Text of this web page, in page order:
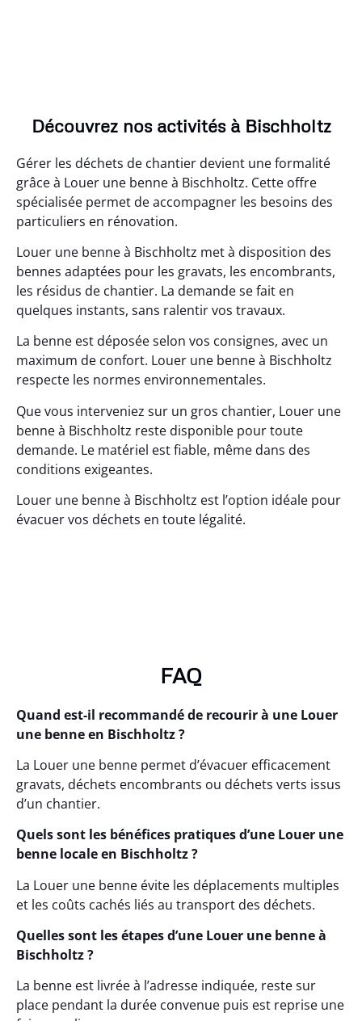
Découvrez nos activités à Bischholtz
Gérer les déchets de chantier devient une formalité
grâce à Louer une benne à Bischholtz. Cette offre
spécialisée permet de accompagner les besoins des
particuliers en rénovation.
Louer une benne à Bischholtz met à disposition des
bennes adaptées pour les gravats, les encombrants,
les résidus de chantier. La demande se fait en
quelques instants, sans ralentir vos travaux.
La benne est déposée selon vos consignes, avec un
maximum de confort. Louer une benne à Bischholtz
respecte les normes environnementales.
Que vous interveniez sur un gros chantier, Louer une
benne à Bischholtz reste disponible pour toute
demande. Le matériel est fiable, même dans des
conditions exigeantes.
Louer une benne à Bischholtz est l’option idéale pour
évacuer vos déchets en toute légalité.
FAQ
Quand est-il recommandé de recourir à une Louer
une benne en Bischholtz ?
La Louer une benne permet d’évacuer efficacement
gravats, déchets encombrants ou déchets verts issus
d’un chantier.
Quels sont les bénéfices pratiques d’une Louer une
benne locale en Bischholtz ?
La Louer une benne évite les déplacements multiples
et les coûts cachés liés au transport des déchets.
Quelles sont les étapes d’une Louer une benne à
Bischholtz ?
La benne est livrée à l’adresse indiquée, reste sur
place pendant la durée convenue puis est reprise une